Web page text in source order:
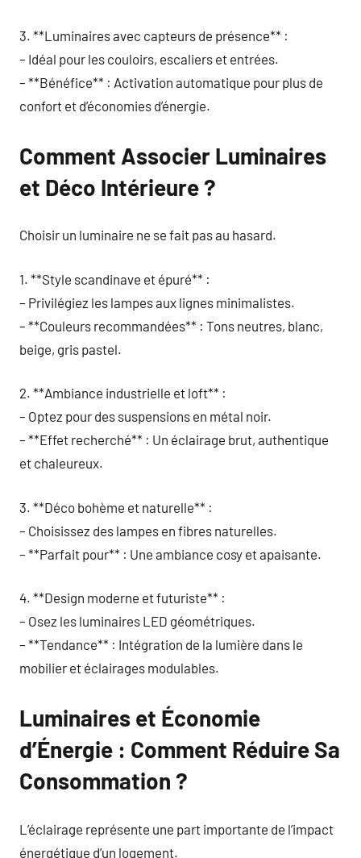
3. **Luminaires avec capteurs de présence** :
– Idéal pour les couloirs, escaliers et entrées.
– **Bénéfice** : Activation automatique pour plus de
confort et d’économies d’énergie.
Comment Associer Luminaires
et Déco Intérieure ?
Choisir un luminaire ne se fait pas au hasard.
1. **Style scandinave et épuré** :
– Privilégiez les lampes aux lignes minimalistes.
– **Couleurs recommandées** : Tons neutres, blanc,
beige, gris pastel.
2. **Ambiance industrielle et loft** :
– Optez pour des suspensions en métal noir.
– **Effet recherché** : Un éclairage brut, authentique
et chaleureux.
3. **Déco bohème et naturelle** :
– Choisissez des lampes en fibres naturelles.
– **Parfait pour** : Une ambiance cosy et apaisante.
4. **Design moderne et futuriste** :
– Osez les luminaires LED géométriques.
– **Tendance** : Intégration de la lumière dans le
mobilier et éclairages modulables.
Luminaires et Économie
d’Énergie : Comment Réduire Sa
Consommation ?
L’éclairage représente une part importante de l’impact
énergétique d’un logement.